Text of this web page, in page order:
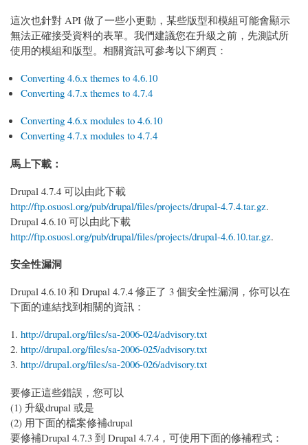
這次也針對 API 做了一些小更動，某些版型和模組可能會顯示
無法正確接受資料的表單。我們建議您在升級之前，先測試所
使用的模組和版型。相關資訊可參考以下網頁：
Converting 4.6.x themes to 4.6.10
Converting 4.7.x themes to 4.7.4
Converting 4.6.x modules to 4.6.10
Converting 4.7.x modules to 4.7.4
馬上下載：
Drupal 4.7.4 可以由此下載
http://ftp.osuosl.org/pub/drupal/files/projects/drupal-4.7.4.tar.gz.
Drupal 4.6.10 可以由此下載
http://ftp.osuosl.org/pub/drupal/files/projects/drupal-4.6.10.tar.gz.
安全性漏洞
Drupal 4.6.10 和 Drupal 4.7.4 修正了 3 個安全性漏洞，你可以在
下面的連結找到相關的資訊：
http://drupal.org/files/sa-2006-024/advisory.txt
http://drupal.org/files/sa-2006-025/advisory.txt
http://drupal.org/files/sa-2006-026/advisory.txt
要修正這些錯誤，您可以
(1) 升級drupal 或是
(2) 用下面的檔案修補drupal
要修補Drupal 4.7.3 到 Drupal 4.7.4，可使用下面的修補程式：